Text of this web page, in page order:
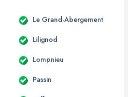
Le Grand-Abergement
Lilignod
Lompnieu
Passin